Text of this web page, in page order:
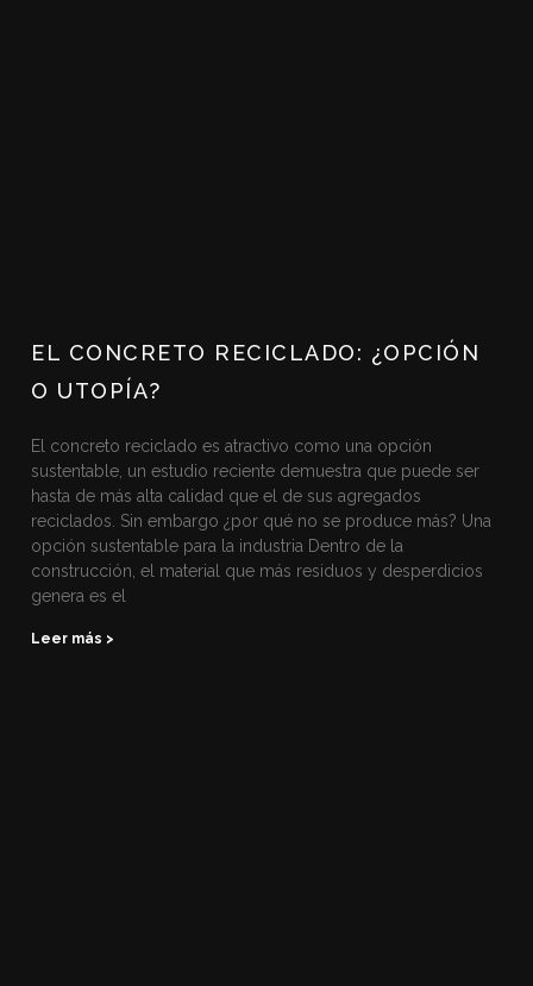
EL CONCRETO RECICLADO: ¿OPCIÓN
O UTOPÍA?
El concreto reciclado es atractivo como una opción
sustentable, un estudio reciente demuestra que puede ser
hasta de más alta calidad que el de sus agregados
reciclados. Sin embargo ¿por qué no se produce más? Una
opción sustentable para la industria Dentro de la
construcción, el material que más residuos y desperdicios
genera es el
Leer más >